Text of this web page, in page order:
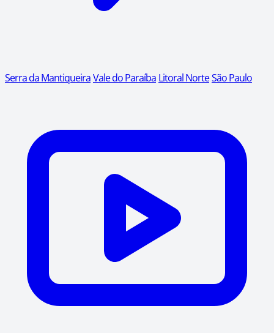
Serra da MantiqueiraVale do Paraíba Litoral NorteSão Paulo